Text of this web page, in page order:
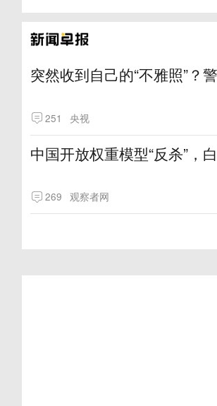
突然收到自己的“不雅照”？
251 央视
中国开放权重模型“反杀”，
269 观察者网